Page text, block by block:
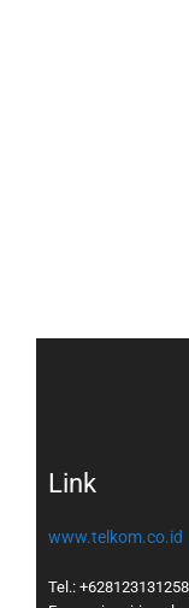
Link
www.telkom.co.id
Tel.: